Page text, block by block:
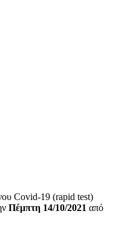
Covid-19 (rapid test)
Πέμπτη 14/10/2021 από